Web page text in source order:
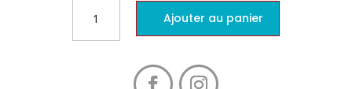
Yogi
Ajouter au panier